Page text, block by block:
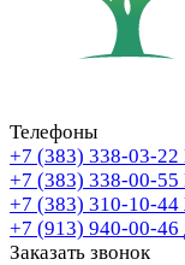
Телефоны
+7 (383) 338-03-22
+7 (383) 338-00-55
+7 (383) 310-10-44
+7 (913) 940-00-46
Заказать звонок